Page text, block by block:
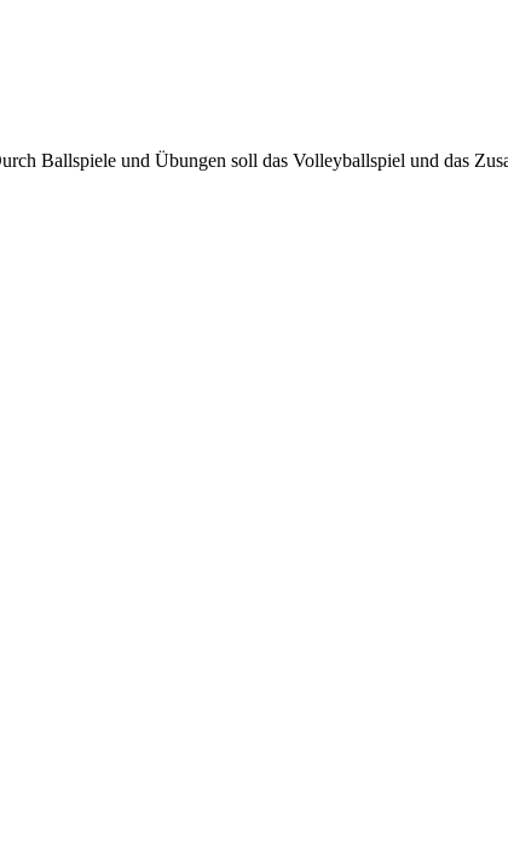
Ballspiele und Übungen soll das Volleyballspiel und das